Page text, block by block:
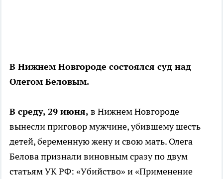
В Нижнем Новгороде состоялся суд над
Олегом Беловым.
В среду, 29 июня, в Нижнем Новгороде
вынесли приговор мужчине, убившему шесть
детей, беременную жену и свою мать. Олега
Белова признали виновным сразу по двум
статьям УК РФ: «Убийство» и «Применение